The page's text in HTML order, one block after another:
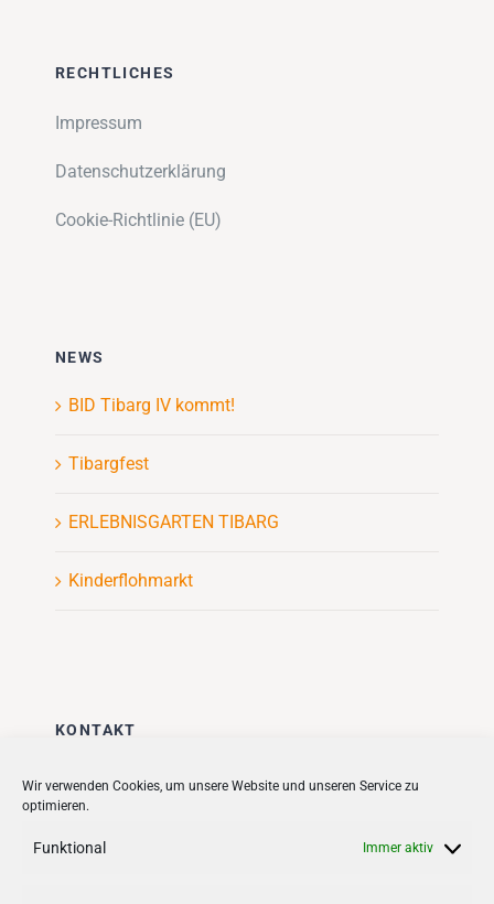
Wir verwenden Cookies, um unsere Website und unseren Service zu
optimieren.
Funktional Immer aktiv
RECHTLICHES
Impressum
Datenschutzerklärung
Cookie-Richtlinie (EU)
NEWS
BID Tibarg IV kommt!
Tibargfest
ERLEBNISGARTEN TIBARG
Kinderflohmarkt
KONTAKT
Stadt + Handel City- und
Quartiersmanagement